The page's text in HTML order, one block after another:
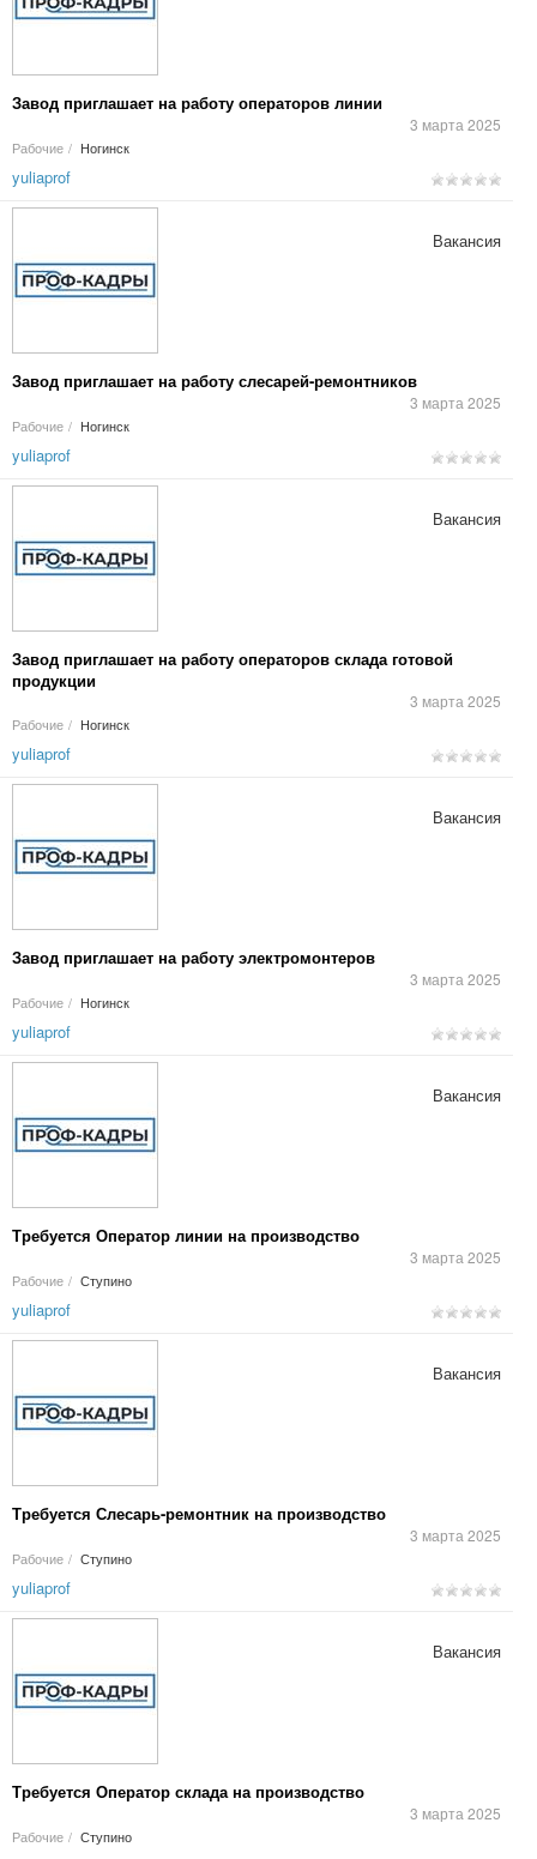
Завод приглашает на работу операторов линии
3 марта 2025
Рабочие / Ногинск
yuliaprof
Завод приглашает на работу слесарей-ремонтников
3 марта 2025
Рабочие / Ногинск
Вакансия
yuliaprof
Завод приглашает на работу операторов склада готовой
продукции
3 марта 2025
Рабочие / Ногинск
Вакансия
yuliaprof
Завод приглашает на работу электромонтеров
3 марта 2025
Рабочие / Ногинск
Вакансия
yuliaprof
Требуется Оператор линии на производство
3 марта 2025
Рабочие / Ступино
Вакансия
yuliaprof
Требуется Слесарь-ремонтник на производство
3 марта 2025
Рабочие / Ступино
Вакансия
yuliaprof
Требуется Оператор склада на производство
3 марта 2025
Рабочие / Ступино
Вакансия